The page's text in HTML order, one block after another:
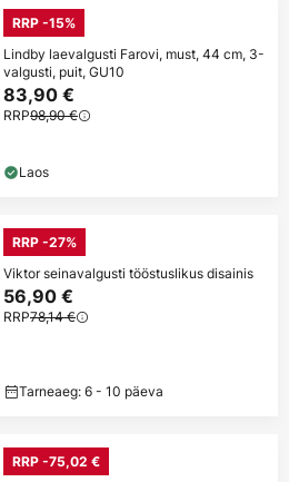
RRP -15%
Lindby laevalgusti Farovi, must, 44 cm, 3-
valgusti, puit, GU10
83,90 €
RRP98,90 €
Laos
RRP -27%
Viktor seinavalgusti tööstuslikus disainis
56,90 €
RRP78,14 €
Tarneaeg: 6 - 10 päeva
RRP -75,02 €